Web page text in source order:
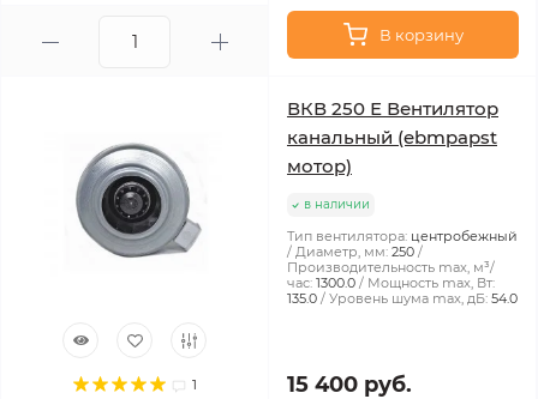
В корзину
1
ВКВ 250 Е Вентилятор
канальный (ebmpapst
мотор)
в наличии
Тип вентилятора: центробежный
Диаметр, мм: 250
Производительность max, м³/
час: 1300.0
Мощность max, Вт:
135.0
Уровень шума max, дБ: 54.0
15 400 руб.